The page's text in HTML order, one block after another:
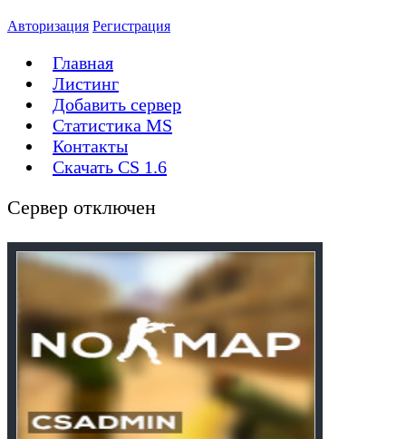
Авторизация Регистрация
Главная
Листинг
Добавить сервер
Статистика MS
Контакты
Скачать CS 1.6
Сервер отключен